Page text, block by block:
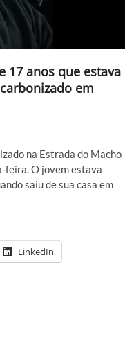
17 anos que estava
em
na Estrada do Macho
feira. O jovem estava
saiu de sua casa em
LinkedIn